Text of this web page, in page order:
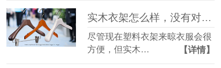
实木衣架怎么样，没有对比就没有伤害【华恩】
尽管现在塑料衣架来晾衣服会很
方便，但实木…
【详情】